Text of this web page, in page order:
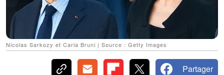
Nicolas Sarkozy et Carla Bruni | Source : Getty Images
Partager